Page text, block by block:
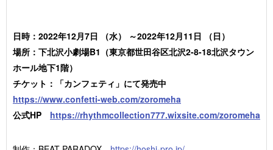
日時：2022年12月7日 （水） ～2022年12月11日 （日）
場所：下北沢小劇場B1（東京都世田谷区北沢2-8-18北沢タウン
ホール地下1階）
チケット：「カンフェティ」にて発売中
https://www.confetti-web.com/zoromeha
公式HP https://rhythmcollection777.wixsite.com/zoromeha